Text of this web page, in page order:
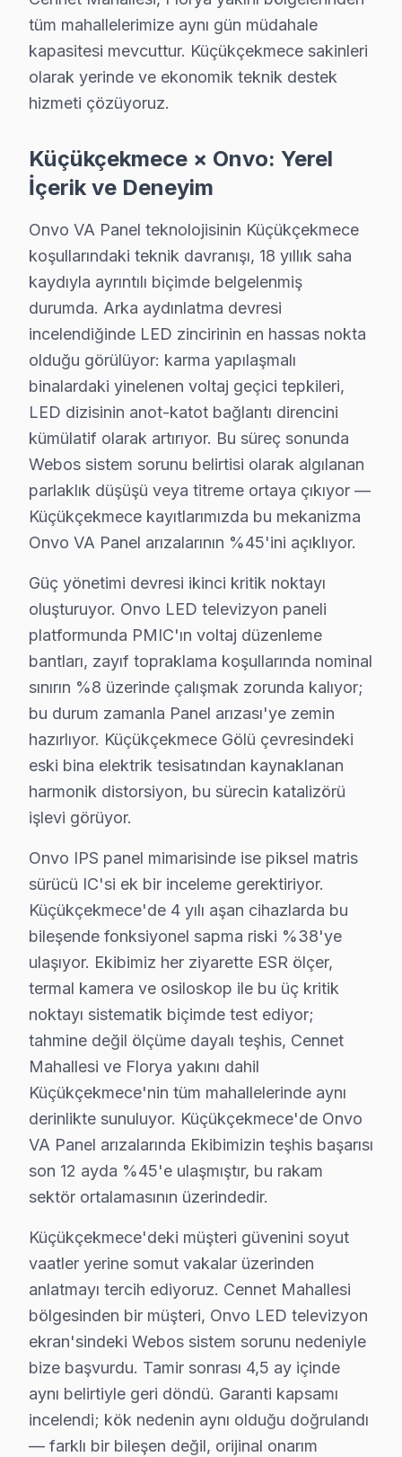
Küçükçekmece Yakın İlçelerde Onvo Servisi
· Arnavutköy Onvo
· Avcılar Onvo
· Bakırköy Onvo
· Başakşehir Onvo
· Bayrampaşa Onvo
· Beşiktaş Onvo
Küçükçekmece Diğer Marka Servisleri
· Küçükçekmece Sony
· Küçükçekmece Philips
· Küçükçekmece Hi-Level
· Küçükçekmece iFFALCON
· Küçükçekmece Samsung
· Küçükçekmece LG
· Küçükçekmece Panasonic
· Küçükçekmece Toshiba
Küçükçekmece'de Onvo TV Servisi
Küçükçekmece'de Onvo televizyon ünitesi servis
Onvo Servis: 15 Yıl Deneyim
✓ 15+ Yıl Deneyim
✓ Yazılı Garanti Belgesi
✓ Orijinal Yedek Parça
✓ Ücretsiz Arıza Tespiti
Küçükçekmece Sahasından Onvo Notları
Bugün Küçükçekmece'den bir Onvo UHD serisi
İlk işim, cihazın incelemesine geçmek oldu. Müşteri,
Küçükçekmece’nin mahalle yapısı da oldukça
Gün içinde, bu modelden gelen bir başka televizyon
Gözlemlerime göre, Küçükçekmece’deki Onvo
Onvo Arızaları: Sahadan Gözlemler
Küçükçekmece bölgesinde Onvo panel'lerde
Ekranda Mavi Lekeler
Teknik adı: Ekran backlight arızası.
Neden: Onvo'nun bazı UHD serilerinin arka
2025 Türkiye fiyatı: ₺800 - ₺1200 arası.
En çok etkilenen model serisi: Onvo UHD 2018,
2.Cihazın Açılmaması
Teknik adı: Güç kartı arızası.
Belirtileri: Televizyonun hiç açılmaması, gösterge
Neden: Düşük kaliteli bileşenler bazen elektrik
tüm mahallelerimize aynı gün müdahale
kapasitesi mevcuttur. Küçükçekmece sakinleri
olarak yerinde ve ekonomik teknik destek
hizmeti çözüyoruz.
Küçükçekmece × Onvo: Yerel
İçerik ve Deneyim
Onvo VA Panel teknolojisinin Küçükçekmece
koşullarındaki teknik davranışı, 18 yıllık saha
kaydıyla ayrıntılı biçimde belgelenmiş
durumda. Arka aydınlatma devresi
incelendiğinde LED zincirinin en hassas nokta
olduğu görülüyor: karma yapılaşmalı
binalardaki yinelenen voltaj geçici tepkileri,
LED dizisinin anot-katot bağlantı direncini
kümülatif olarak artırıyor. Bu süreç sonunda
Webos sistem sorunu belirtisi olarak algılanan
parlaklık düşüşü veya titreme ortaya çıkıyor —
Küçükçekmece kayıtlarımızda bu mekanizma
Onvo VA Panel arızalarının %45'ini açıklıyor.
Güç yönetimi devresi ikinci kritik noktayı
oluşturuyor. Onvo LED televizyon paneli
platformunda PMIC'ın voltaj düzenleme
bantları, zayıf topraklama koşullarında nominal
sınırın %8 üzerinde çalışmak zorunda kalıyor;
bu durum zamanla Panel arızası'ye zemin
hazırlıyor. Küçükçekmece Gölü çevresindeki
eski bina elektrik tesisatından kaynaklanan
harmonik distorsiyon, bu sürecin katalizörü
işlevi görüyor.
Onvo IPS panel mimarisinde ise piksel matris
sürücü IC'si ek bir inceleme gerektiriyor.
Küçükçekmece'de 4 yılı aşan cihazlarda bu
bileşende fonksiyonel sapma riski %38'ye
ulaşıyor. Ekibimiz her ziyarette ESR ölçer,
termal kamera ve osiloskop ile bu üç kritik
noktayı sistematik biçimde test ediyor;
tahmine değil ölçüme dayalı teşhis, Cennet
Mahallesi ve Florya yakını dahil
Küçükçekmece'nin tüm mahallelerinde aynı
derinlikte sunuluyor. Küçükçekmece'de Onvo
VA Panel arızalarında Ekibimizin teşhis başarısı
son 12 ayda %45'e ulaşmıştır, bu rakam
sektör ortalamasının üzerindedir.
Küçükçekmece'deki müşteri güvenini soyut
vaatler yerine somut vakalar üzerinden
anlatmayı tercih ediyoruz. Cennet Mahallesi
bölgesinden bir müşteri, Onvo LED televizyon
ekran'sindeki Webos sistem sorunu nedeniyle
bize başvurdu. Tamir sonrası 4,5 ay içinde
aynı belirtiyle geri döndü. Garanti kapsamı
incelendi; kök nedenin aynı olduğu doğrulandı
— farklı bir bileşen değil, orijinal onarım